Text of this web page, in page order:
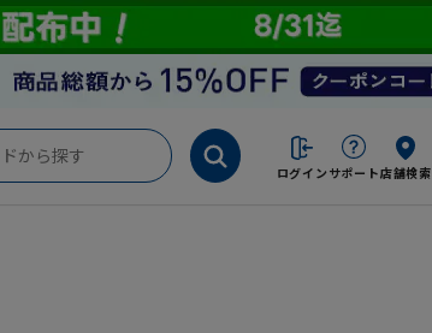
ログイン サポート店舗検索